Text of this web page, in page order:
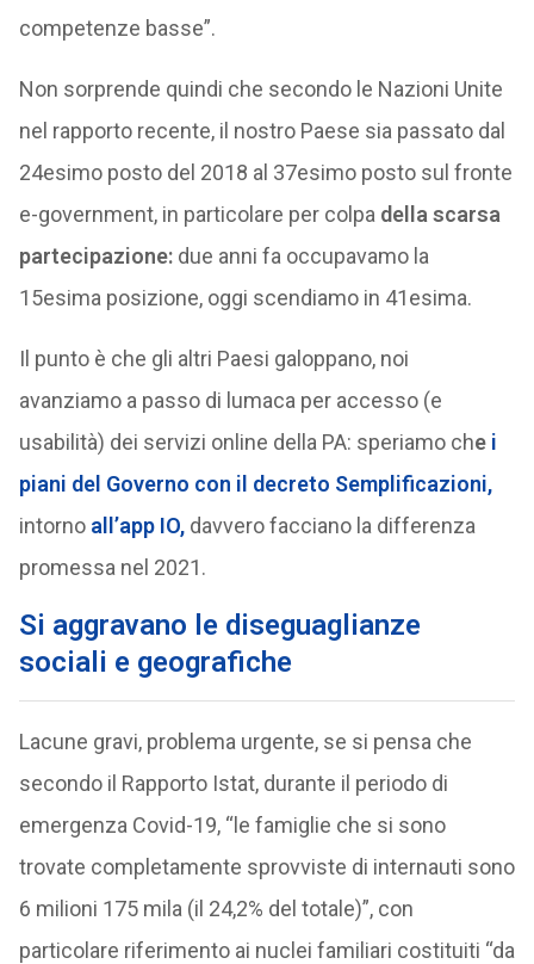
competenze basse”.
Non sorprende quindi che secondo le Nazioni Unite
nel rapporto recente, il nostro Paese sia passato dal
24esimo posto del 2018 al 37esimo posto sul fronte
e-government, in particolare per colpa della scarsa
partecipazione:due anni fa occupavamo la
15esima posizione, oggi scendiamo in 41esima.
Il punto è che gli altri Paesi galoppano, noi
avanziamo a passo di lumaca per accesso (e
usabilità) dei servizi online della PA: speriamo chei
piani del Governo con il decreto Semplificazioni,
intorno all’app IO,davvero facciano la differenza
promessa nel 2021.
Si aggravano le diseguaglianze
sociali e geografiche
Lacune gravi, problema urgente, se si pensa che
secondo il Rapporto Istat, durante il periodo di
emergenza Covid-19, “le famiglie che si sono
trovate completamente sprovviste di internauti sono
6 milioni 175 mila (il 24,2% del totale)”, con
particolare riferimento ai nuclei familiari costituiti “da